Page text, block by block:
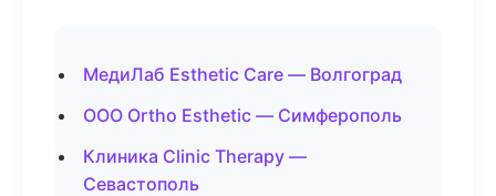
МедиЛаб Esthetic Care — Волгоград
ООО Ortho Esthetic — Симферополь
Клиника Clinic Therapy —
Севастополь